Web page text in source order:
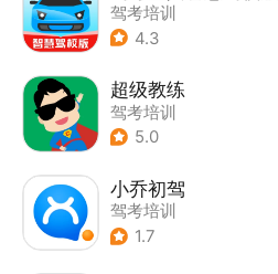
驾考培训
4.3
超级教练
驾考培训
5.0
小乔初驾
驾考培训
1.7